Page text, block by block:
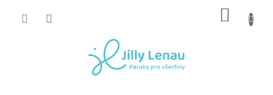
KOŠÍK